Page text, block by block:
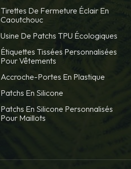
Tirettes De Fermeture Éclair En
Caoutchouc
Usine De Patchs TPU Écologiques
Étiquettes Tissées Personnalisées
Pour Vêtements
Accroche-Portes En Plastique
Patchs En Silicone
Patchs En Silicone Personnalisés
Pour Maillots